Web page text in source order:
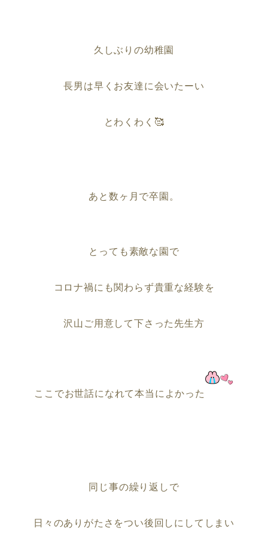
久しぶりの幼稚園
長男は早くお友達に会いたーい
とわくわく🥰
あと数ヶ月で卒園。
とっても素敵な園で
コロナ禍にも関わらず貴重な経験を
沢山ご用意して下さった先生方
ここでお世話になれて本当によかった
同じ事の繰り返しで
日々のありがたさをつい後回しにしてしまい